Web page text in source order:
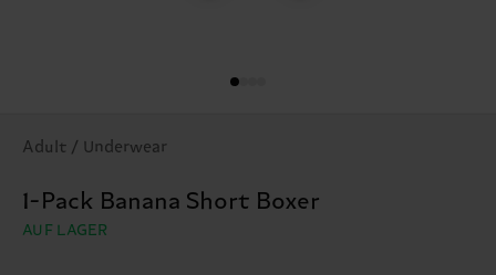
Adult / Underwear
1-Pack Banana Short Boxer
AUF LAGER